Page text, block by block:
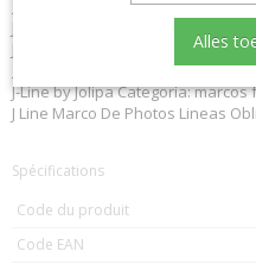
J Line Portafoto Righe Oblique
J-Line by Jolipa Categoría:
J Line Marco De Photos Lineas
Spécifications
Code du produit
Code EAN
Alles